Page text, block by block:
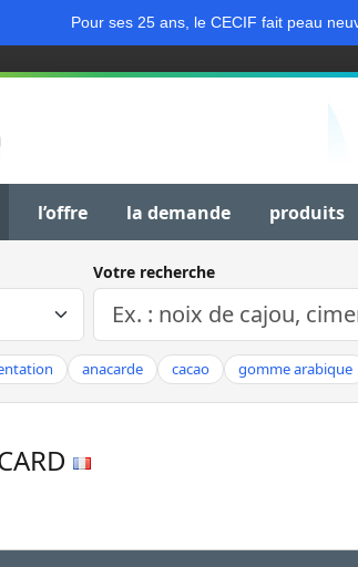
Pour ses 25 ans, le CECIF fait peau
l’offre la demande produits
Votre recherche
anacarde cacao gomme arabique